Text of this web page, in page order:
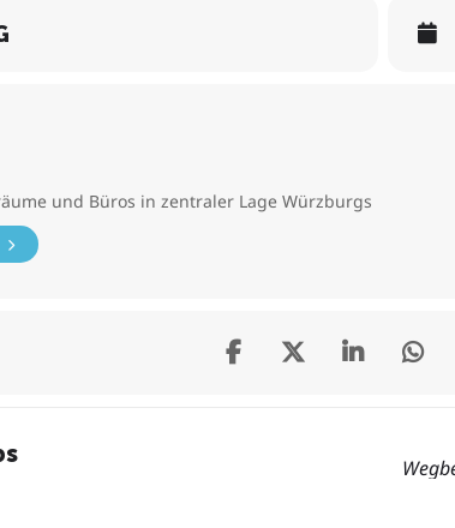
und Büros in zentraler Lage Würzburgs